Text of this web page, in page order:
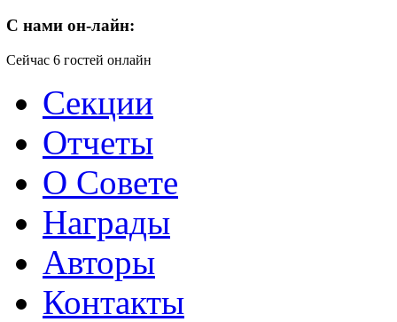
C нами он-лайн:
Сейчас 6 гостей онлайн
Секции
Отчеты
О Совете
Награды
Авторы
Контакты